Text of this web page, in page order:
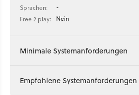
Sprachen:
-
Free 2 play:
Nein
Minimale Systemanforderungen
Empfohlene Systemanforderungen